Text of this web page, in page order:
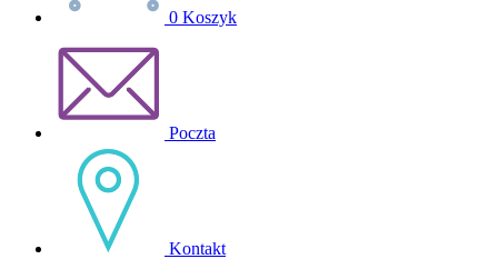
0 Koszyk
Poczta
Kontakt